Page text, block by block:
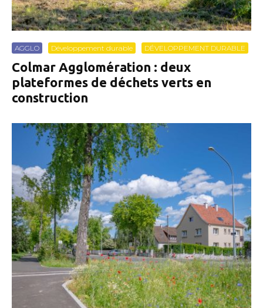
AGGLO Développement durable DÉVELOPPEMENT DURABLE
Colmar Agglomération : deux
plateformes de déchets verts en
construction